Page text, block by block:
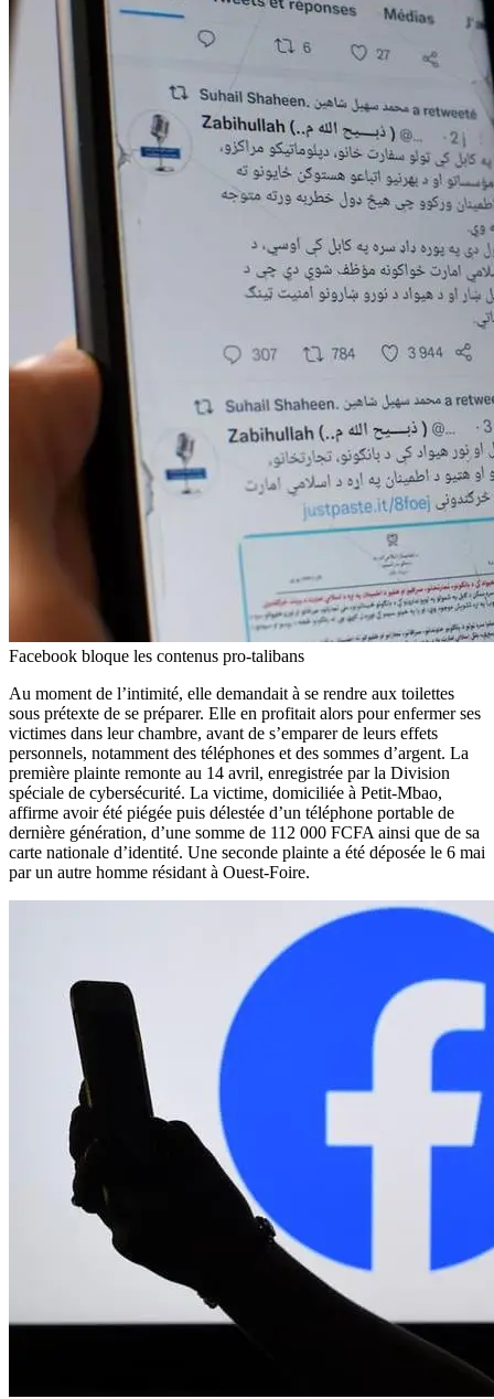
Facebook bloque les contenus pro-talibans
Au moment de l’intimité, elle demandait à se rendre aux toilettes
sous prétexte de se préparer. Elle en profitait alors pour enfermer ses
victimes dans leur chambre, avant de s’emparer de leurs effets
personnels, notamment des téléphones et des sommes d’argent. La
première plainte remonte au 14 avril, enregistrée par la Division
spéciale de cybersécurité. La victime, domiciliée à Petit-Mbao,
affirme avoir été piégée puis délestée d’un téléphone portable de
dernière génération, d’une somme de 112 000 FCFA ainsi que de sa
carte nationale d’identité. Une seconde plainte a été déposée le 6 mai
par un autre homme résidant à Ouest-Foire.